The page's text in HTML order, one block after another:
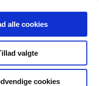
alle cookies
valgte
cookies
85 90 00
Ny kunde